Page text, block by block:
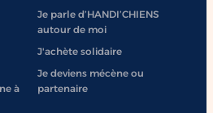
à
Je parle d’HANDI’CHIENS
autour de moi
J'achète solidaire
Je deviens mécène ou
partenaire